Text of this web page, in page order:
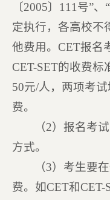
〔2005〕111号”
定执行，各高校不
他费用。CET报名
CET-SET的收费标
50元/人，两项考
费。
（2）报名考
方式。
（3）考生要
费。如CET和